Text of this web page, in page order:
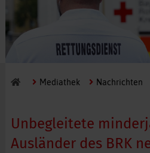
Mediathek Nachrichten
Unbegleitete
Ausländer des BRK